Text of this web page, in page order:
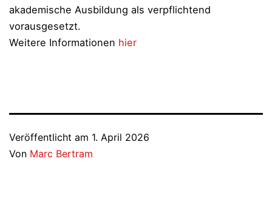
akademische Ausbildung als verpflichtend
vorausgesetzt.
Weitere Informationen hier
Veröffentlicht am 1. April 2026
Von Marc Bertram